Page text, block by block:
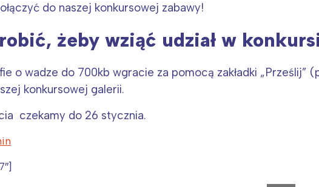
do naszej konkursowej zabawy!
żeby wziąć udział w
o wadze do 700kb wgracie za pomocą zakładki
konkursowej galerii.
czekamy do 26 stycznia.
Trójmiasto
Poznań
Wrocław